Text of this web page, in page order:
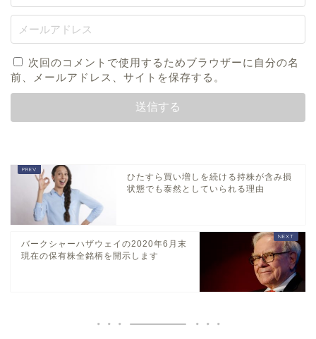
次回のコメントで使用するためブラウザーに自分の名
前、メールアドレス、サイトを保存する。
ひたすら買い増しを続ける持株が含み損
状態でも泰然としていられる理由
バークシャーハザウェイの2020年6月末
現在の保有株全銘柄を開示します